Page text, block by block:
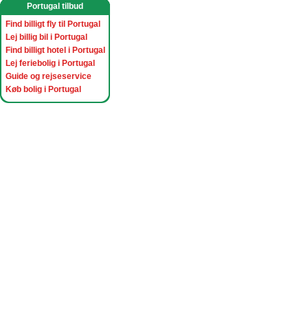
Portugal tilbud
Find billigt fly til Portugal
Lej billig bil i Portugal
Find billigt hotel i Portugal
Lej feriebolig i Portugal
Guide og rejseservice
Køb bolig i Portugal